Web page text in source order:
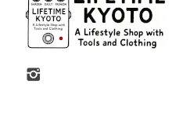
京都・紫野にあるライフ
京都府京都市北区紫野上